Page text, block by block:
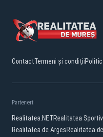
ContactTermeni și condiții
Parteneri:
Realitatea.NETRealitatea
Realitatea de ArgesRealitatea